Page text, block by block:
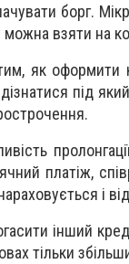
борг.
взяти на
як оформити
під
платіж,
і
інший
тільки